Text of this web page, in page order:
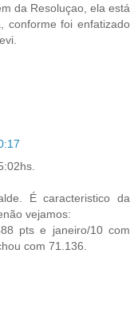
da Resoluçao, ela está
conforme foi enfatizado
É caracteristico da
vejamos:
pts e janeiro/10 com
com 71.136.